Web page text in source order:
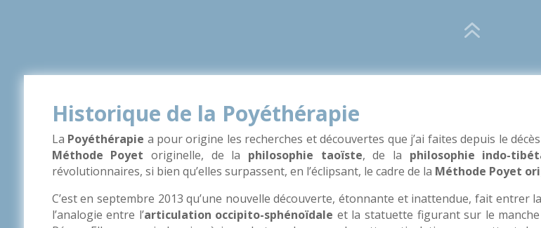
6
Historique de la Poyéthérapie
La Poyéthérapie a pour origine les recherches et découvertes que j’ai faites depuis le
Méthode Poyet originelle, de la philosophie taoïste, de la philosophie indo-
révolutionnaires, si bien qu’elles surpassent, en l’éclipsant, le cadre de la Méthode Poyet
C’est en septembre 2013 qu’une nouvelle découverte, étonnante et inattendue, fait entrer la
l’analogie entre l’articulation occipito-sphénoïdale et la statuette figurant sur le